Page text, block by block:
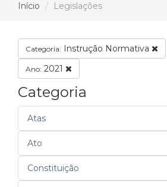
Início Legislações
Categoria: Instrução Normativa
Ano: 2021
Categoria
Atas
Ato
Constituição